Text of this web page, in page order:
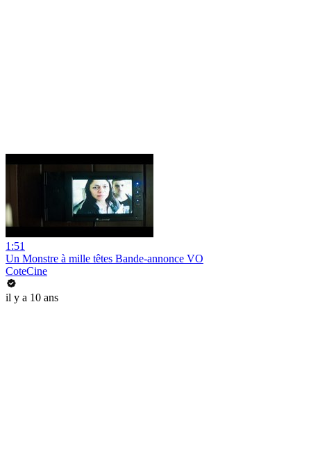
1:51
Un Monstre à mille têtes Bande-annonce VO
CoteCine
il y a 10 ans